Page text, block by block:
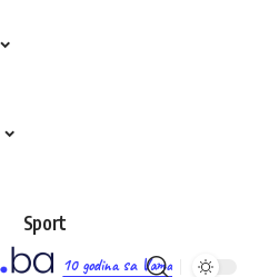
10 godina sa Vama
Sport